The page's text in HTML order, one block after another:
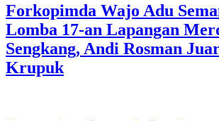
Forkopimda Wajo Adu
Lomba 17-an Lapangan
Sengkang, Andi Rosman
Krupuk